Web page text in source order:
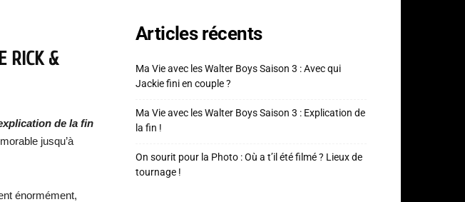
RICK &
de la fin
jusqu’à
énormément,
Articles récents
Ma Vie avec les Walter Boys Saison 3 : Avec qui
Jackie fini en couple ?
Ma Vie avec les Walter Boys Saison 3 : Explication de
la fin !
On sourit pour la Photo : Où a t’il été filmé ? Lieux de
tournage !